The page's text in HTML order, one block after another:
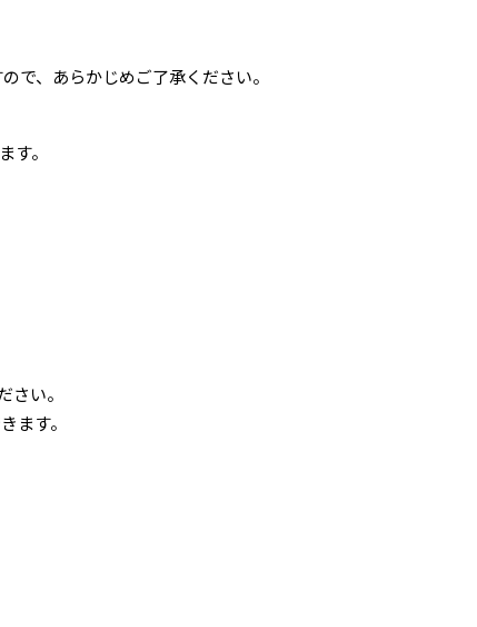
で、あらかじめご了承ください。
す。
い。
ます。